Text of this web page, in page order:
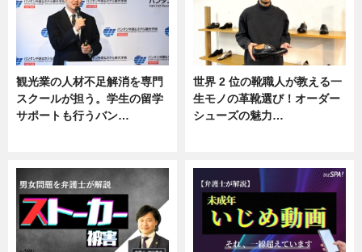
観光業の人材不足解消を専門
スクールが担う。学生の留学
サポートも行うバン…
世界 2 位の靴職人が教える一
生モノの革靴選び！オーダー
シューズの魅力…